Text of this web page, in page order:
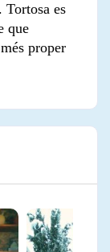
es
que
proper